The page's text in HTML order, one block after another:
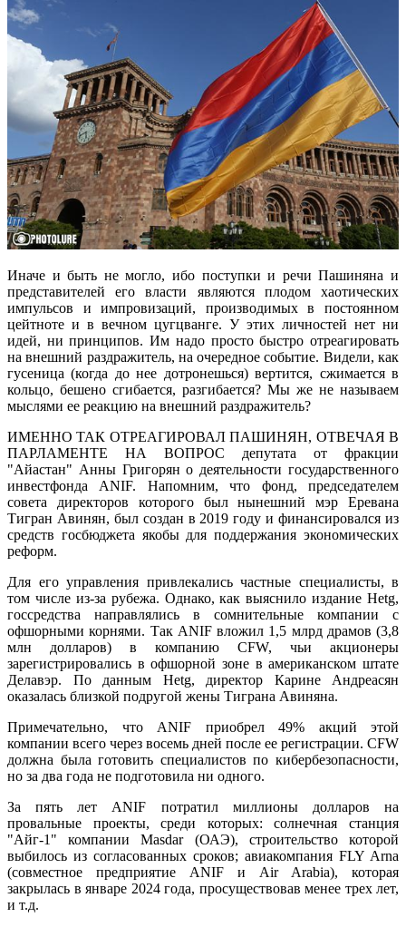
Иначе и быть не могло, ибо поступки и речи Пашиняна и
представителей его власти являются плодом хаотических
импульсов и импровизаций, производимых в постоянном
цейтноте и в вечном цугцванге. У этих личностей нет ни
идей, ни принципов. Им надо просто быстро отреагировать
на внешний раздражитель, на очередное событие. Видели, как
гусеница (когда до нее дотронешься) вертится, сжимается в
кольцо, бешено сгибается, разгибается? Мы же не называем
мыслями ее реакцию на внешний раздражитель?
ИМЕННО ТАК ОТРЕАГИРОВАЛ ПАШИНЯН, ОТВЕЧАЯ В
ПАРЛАМЕНТЕ НА ВОПРОС депутата от фракции
"Айастан" Анны Григорян о деятельности государственного
инвестфонда ANIF. Напомним, что фонд, председателем
совета директоров которого был нынешний мэр Еревана
Тигран Авинян, был создан в 2019 году и финансировался из
средств госбюджета якобы для поддержания экономических
реформ.
Для его управления привлекались частные специалисты, в
том числе из-за рубежа. Однако, как выяснило издание Hetg,
госсредства направлялись в сомнительные компании с
офшорными корнями. Так ANIF вложил 1,5 млрд драмов (3,8
млн долларов) в компанию CFW, чьи акционеры
зарегистрировались в офшорной зоне в американском штате
Делавэр. По данным Hetg, директор Карине Андреасян
оказалась близкой подругой жены Тиграна Авиняна.
Примечательно, что ANIF приобрел 49% акций этой
компании всего через восемь дней после ее регистрации. CFW
должна была готовить специалистов по кибербезопасности,
но за два года не подготовила ни одного.
За пять лет ANIF потратил миллионы долларов на
провальные проекты, среди которых: солнечная станция
"Айг-1" компании Masdar (ОАЭ), строительство которой
выбилось из согласованных сроков; авиакомпания FLY Arna
(совместное предприятие ANIF и Air Arabia), которая
закрылась в январе 2024 года, просуществовав менее трех лет,
и т.д.